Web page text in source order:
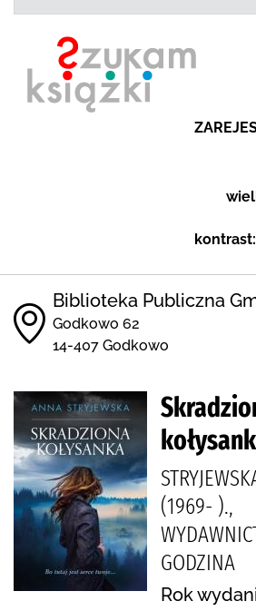
kontrast:
Biblioteka Publiczna
Godkowo 62
14-407 Godkowo
(1969- ).,
GODZINA
Rok